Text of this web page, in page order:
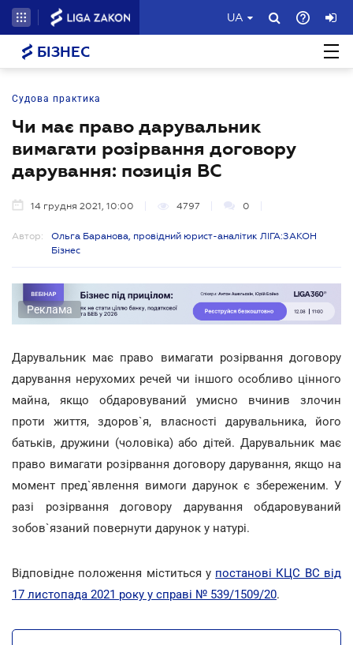
UA
БІЗНЕС
Судова практика
Чи має право дарувальник
вимагати розірвання договору
дарування: позиція ВС
14 грудня 2021, 10:00 4797 0
Автор:
Ольга Баранова, провідний юрист-аналітик ЛІГА:ЗАКОН
Бізнес
Реклама
Дарувальник має право вимагати розірвання договору
дарування нерухомих речей чи іншого особливо цінного
майна, якщо обдаровуваний умисно вчинив злочин
проти життя, здоров`я, власності дарувальника, його
батьків, дружини (чоловіка) або дітей. Дарувальник має
право вимагати розірвання договору дарування, якщо на
момент пред`явлення вимоги дарунок є збереженим. У
разі розірвання договору дарування обдаровуваний
зобов`язаний повернути дарунок у натурі.
Відповідне положення міститься у постанові КЦС ВС від
17 листопада 2021 року у справі № 539/1509/20.